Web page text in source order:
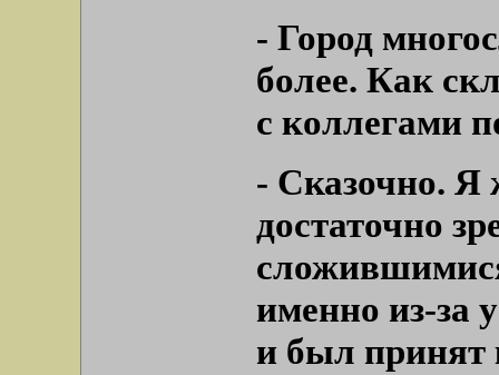
- Город
более. Как
с коллегами
- Сказочно. Я
достаточно
именно из-за
и был принят